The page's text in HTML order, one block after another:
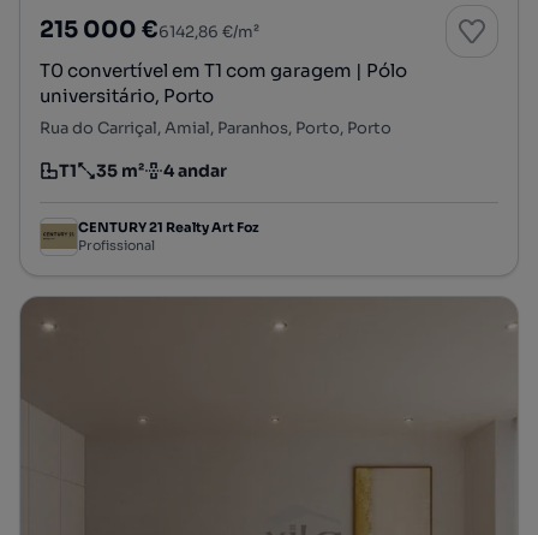
215 000 €6142,86 €/m²
T0 convertível em T1 com garagem | Pólo
universitário, Porto
Rua do Carriçal, Amial, Paranhos, Porto, Porto
Tipologia
T1
Preço por metro quadrado
35 m²
Andar 4 andar
CENTURY 21 Realty Art Foz
Profissional